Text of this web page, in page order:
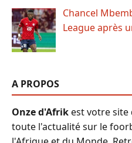
Chancel
League après
A PROPOS
Onze d'Afrikest votre site
toute l'actualité sur le